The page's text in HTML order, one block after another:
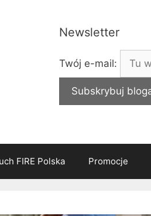
Newsletter
Twój e-mail:
FIRE Polska Promocje